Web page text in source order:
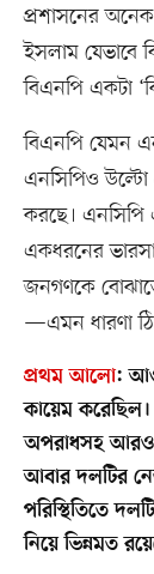
প্রশাসনের
ইসলাম যেভাবে
বিএনপি একটা
বিএনপি যেমন
এনসিপিও উল্টো
করছে। এনসিপি
একধরনের
জনগণকে
—এমন ধারণা
প্রথম আলো:
কায়েম করেছিল।
অপরাধসহ আরও
আবার দলটির
পরিস্থিতিতে
নিয়ে ভিন্নমত